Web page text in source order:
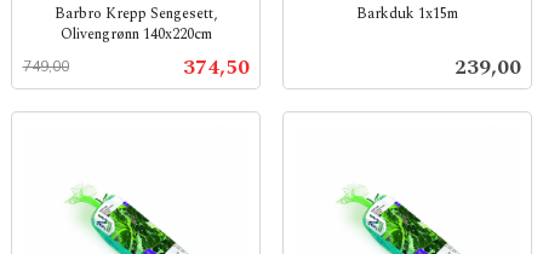
Barbro Krepp Sengesett,
Olivengrønn 140x220cm
Tilbud
374,50
749,00
mva.
Barkduk 1x15m
Pris
239,00